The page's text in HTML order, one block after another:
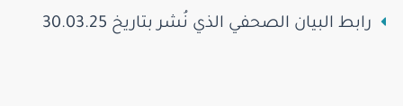
رابط البيان الصحفي الذي نُشر بتاريخ 30.03.25